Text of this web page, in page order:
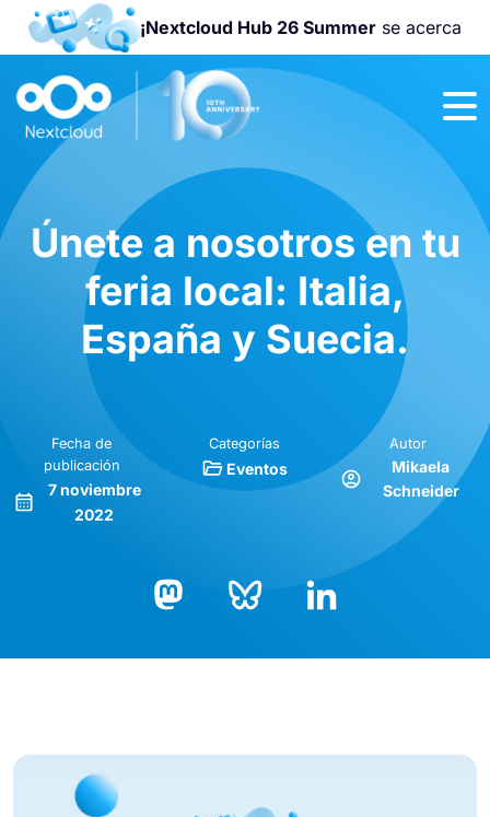
¡Nextcloud Hub 26 Summerse acerca
¡Únete a la
Nextcloud
Community
Únete a nosotros en tu
feria local: Italia,
España y Suecia.
Fecha de
publicación
7 noviembre
2022
Categorías
Eventos
Autor
Mikaela
Schneider